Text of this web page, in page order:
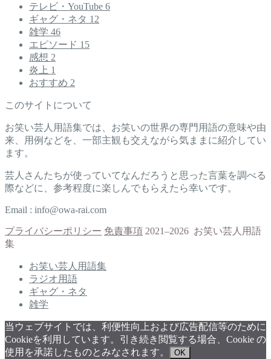
テレビ・YouTube 6
ギャグ・ネタ 12
雑学 46
エピソード 15
感想 2
炎上 1
おすすめ 2
このサイトについて
お笑い芸人用語集では、お笑いの世界の専門用語の意味や由
来、用例などを、一部主観も交えながら気ままに紹介してい
ます。
芸人さんたちが使っていてなんだろうと思った言葉を調べる
際などに、参考程度に楽しんでもらえたら幸いです。
Email : info@owa-rai.com
プライバシーポリシー 免責事項 2021–2026 お笑い芸人用語
集
お笑い芸人用語集
ラジオ用語
ギャグ・ネタ
雑学
当ウェブサイトでは、利便性向上および広告配信等のために
Cookieを利用しています。引き続き閲覧する場合、Cookie の
使用を承諾したものとみなされます。
OK